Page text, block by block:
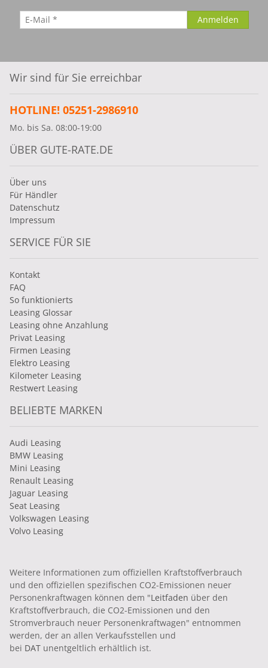
Wir sind für Sie erreichbar
HOTLINE! 05251-2986910
Mo. bis Sa. 08:00-19:00
ÜBER GUTE-RATE.DE
Über uns
Für Händler
Datenschutz
Impressum
SERVICE FÜR SIE
Kontakt
FAQ
So funktionierts
Leasing Glossar
Leasing ohne Anzahlung
Privat Leasing
Firmen Leasing
Elektro Leasing
Kilometer Leasing
Restwert Leasing
BELIEBTE MARKEN
Audi Leasing
BMW Leasing
Mini Leasing
Renault Leasing
Jaguar Leasing
Seat Leasing
Volkswagen Leasing
Volvo Leasing
Weitere Informationen zum offiziellen Kraftstoffverbrauch
und den offiziellen spezifischen CO2-Emissionen neuer
Personenkraftwagen können dem "Leitfaden über den
Kraftstoffverbrauch, die CO2-Emissionen und den
Stromverbrauch neuer Personenkraftwagen" entnommen
werden, der an allen Verkaufsstellen und
bei DAT unentgeltlich erhältlich ist.